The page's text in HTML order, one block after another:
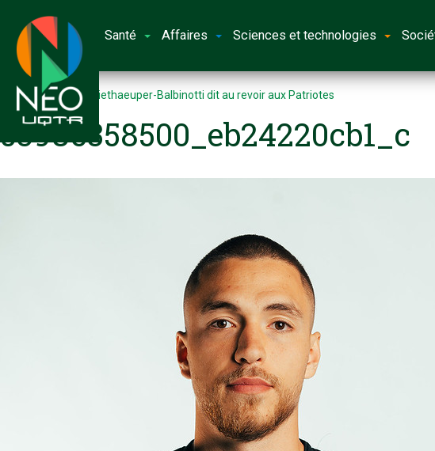
Santé Affaires Sciences et technologies
Accueil Gabriel Wiethaeuper-Balbinotti dit au revoir aux Patriotes
53986358500_eb24220cb1_c